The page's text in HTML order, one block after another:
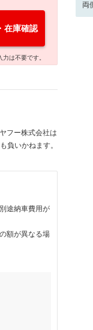
在庫確認
は不要です。
フー株式会社は
負いかねます。
途納車費用が
額が異なる場
両